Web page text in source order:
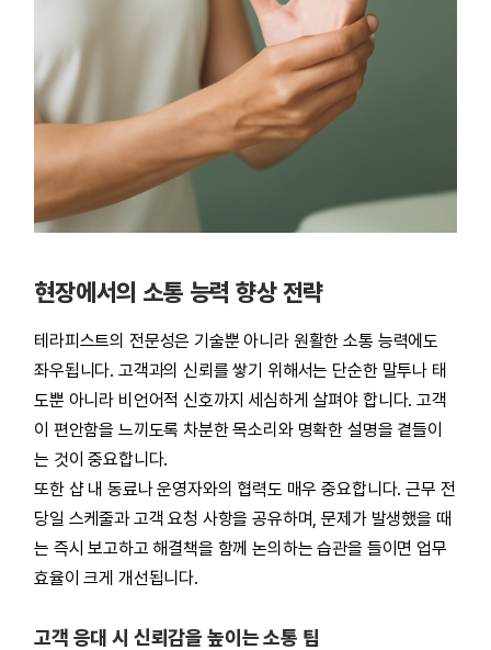
현장에서의 소통 능력 향상 전략
테라피스트의 전문성은 기술뿐 아니라 원활한 소통 능력에도
좌우됩니다. 고객과의 신뢰를 쌓기 위해서는 단순한 말투나 태
도뿐 아니라 비언어적 신호까지 세심하게 살펴야 합니다. 고객
이 편안함을 느끼도록 차분한 목소리와 명확한 설명을 곁들이
는 것이 중요합니다.
또한 샵 내 동료나 운영자와의 협력도 매우 중요합니다. 근무 전
당일 스케줄과 고객 요청 사항을 공유하며, 문제가 발생했을 때
는 즉시 보고하고 해결책을 함께 논의하는 습관을 들이면 업무
효율이 크게 개선됩니다.
고객 응대 시 신뢰감을 높이는 소통 팁